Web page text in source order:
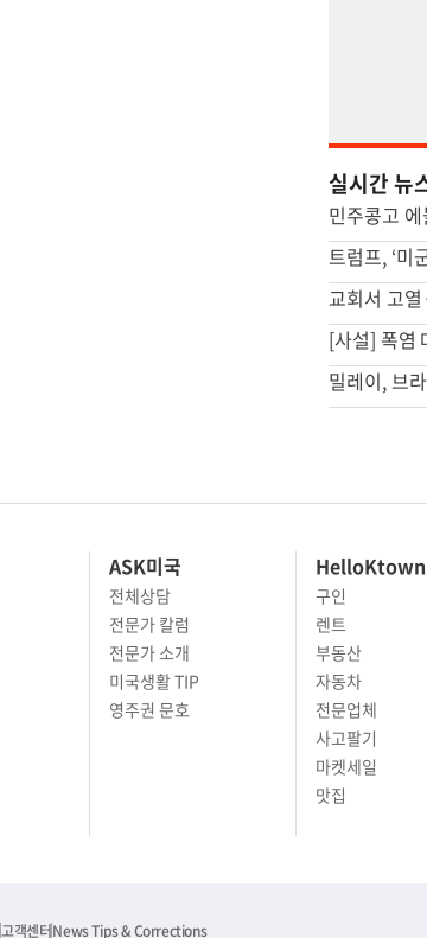
실시간 뉴
[사설] 폭염
ASK미국
전체상담
전문가 칼럼
전문가 소개
미국생활 TIP
영주권 문호
HelloKtown
구인
렌트
부동산
자동차
전문업체
사고팔기
마켓세일
맛집
고객센터News Tips & Corrections